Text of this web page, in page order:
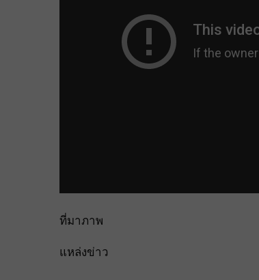
ที่มาภาพ
แหล่งข่าว